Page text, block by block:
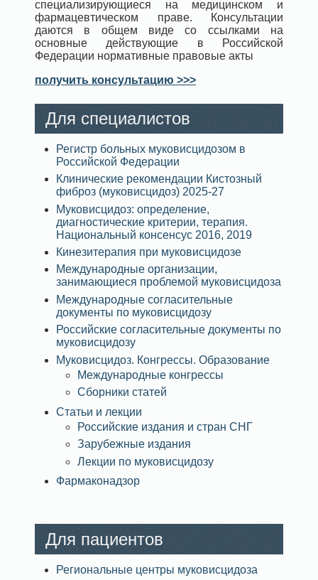
специализирующиеся на медицинском и
фармацевтическом праве. Консультации
даются в общем виде со ссылками на
основные действующие в Российской
Федерации нормативные правовые акты
получить консультацию >>>
Для специалистов
Регистр больных муковисцидозом в
Российской Федерации
Клинические рекомендации Кистозный
фиброз (муковисцидоз) 2025-27
Муковисцидоз: определение,
диагностические критерии, терапия.
Национальный консенсус 2016, 2019
Кинезитерапия при муковисцидозе
Международные организации,
занимающиеся проблемой муковисцидоза
Международные согласительные
документы по муковисцидозу
Российские согласительные документы по
муковисцидозу
Муковисцидоз. Конгрессы. Образование
Международные конгрессы
Сборники статей
Статьи и лекции
Российские издания и стран СНГ
Зарубежные издания
Лекции по муковисцидозу
Фармаконадзор
Для пациентов
Региональные центры муковисцидоза